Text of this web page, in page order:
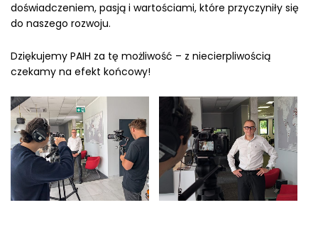
doświadczeniem, pasją i wartościami, które przyczyniły się
do naszego rozwoju.
Dziękujemy PAIH za tę możliwość – z niecierpliwością
czekamy na efekt końcowy!